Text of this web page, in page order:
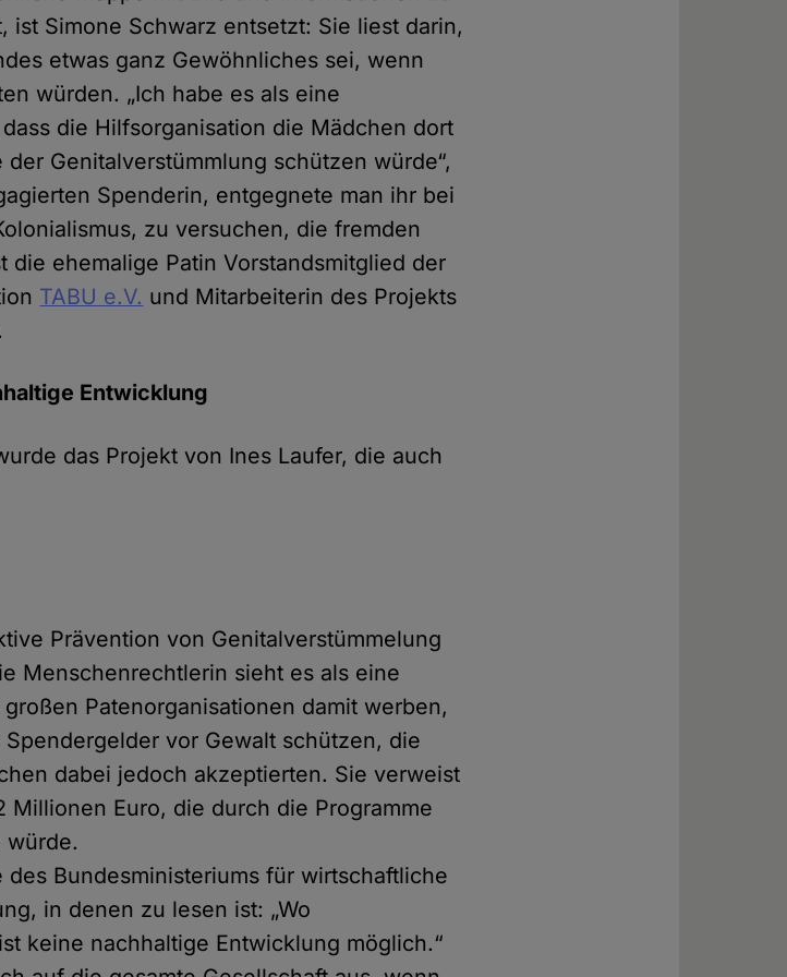
ist Simone Schwarz entsetzt: Sie liest darin,
etwas ganz Gewöhnliches sei, wenn
würden. „Ich habe es als eine
die Hilfsorganisation die Mädchen dort
Genitalverstümmlung schützen würde“,
Spenderin, entgegnete man ihr bei
zu versuchen, die fremden
ehemalige Patin Vorstandsmitglied der
TABU e.V. und Mitarbeiterin des Projekts
Entwicklung
das Projekt von Ines Laufer, die auch
Prävention von Genitalverstümmelung
Menschenrechtlerin sieht es als eine
Patenorganisationen damit werben,
vor Gewalt schützen, die
dabei jedoch akzeptierten. Sie verweist
Euro, die durch die Programme
würde.
Bundesministeriums für wirtschaftliche
in denen zu lesen ist: „Wo
keine nachhaltige Entwicklung möglich.“